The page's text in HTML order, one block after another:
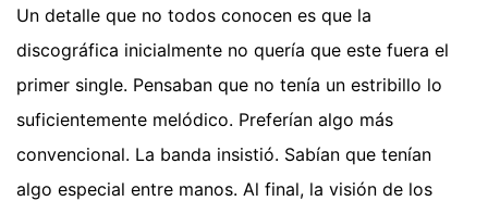
Un detalle que no todos conocen es que la
discográfica inicialmente no quería que este fuera el
primer single. Pensaban que no tenía un estribillo lo
suficientemente melódico. Preferían algo más
convencional. La banda insistió. Sabían que tenían
algo especial entre manos. Al final, la visión de los